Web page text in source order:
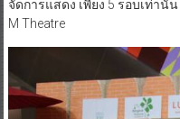
จัดการแสดง เพียง 5 รอบเท่านั้
M Theatre